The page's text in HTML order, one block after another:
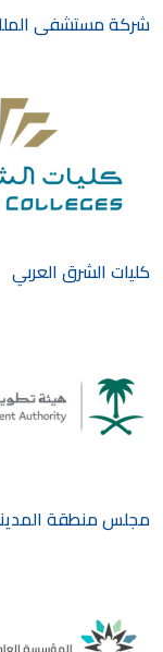
شركة مستشفى
كليات الشرق العربي
مجلس منطقة